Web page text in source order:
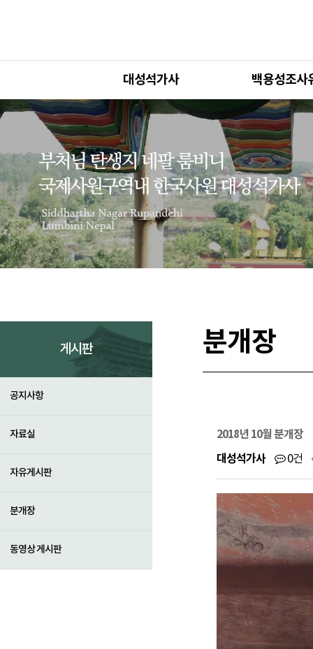
대성석가사 백용성조사
게시판
공지사항
자료실
자유게시판
분개장
동영상 게시판
분개장
2018년 10월 분개장
대성석가사
0건